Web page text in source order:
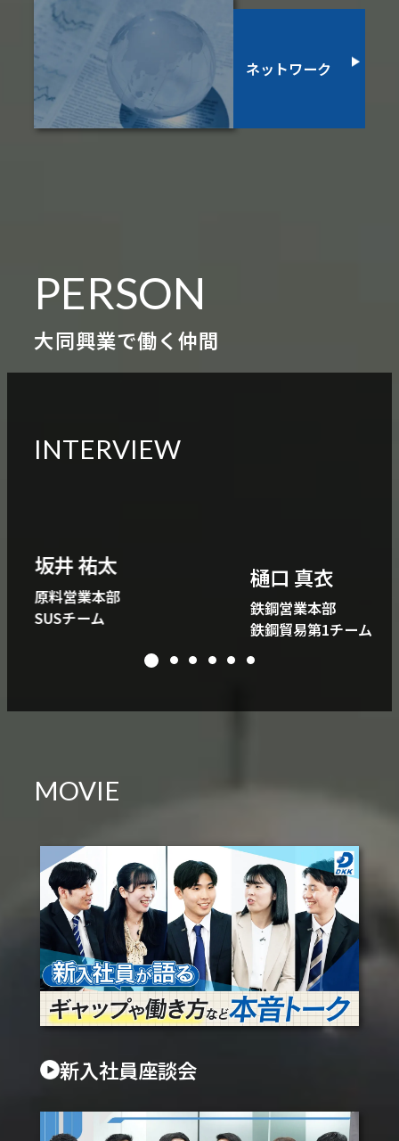
ネットワーク
PERSON
大同興業で働く仲間
INTERVIEW
坂井 祐太
原料営業本部
SUSチーム
樋口 真衣
鉄鋼営業本部
鉄鋼貿易第1チーム
MOVIE
新入社員座談会